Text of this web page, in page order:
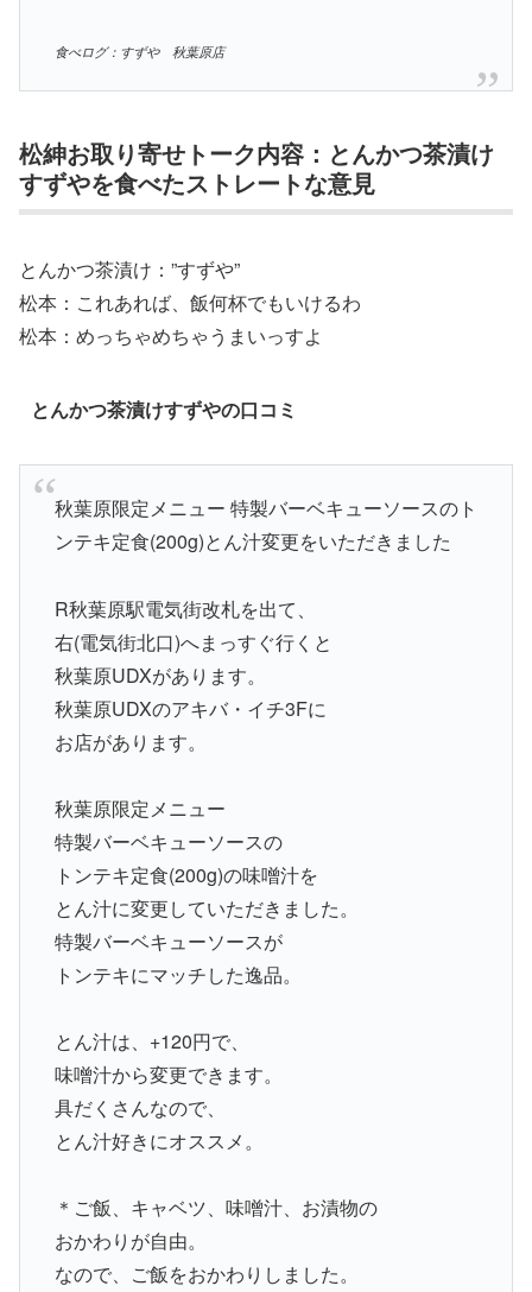
食べログ：すずや 秋葉原店
松紳お取り寄せトーク内容：とんかつ茶漬け
すずやを食べたストレートな意見
とんかつ茶漬け：”すずや”
松本：これあれば、飯何杯でもいけるわ
松本：めっちゃめちゃうまいっすよ
とんかつ茶漬けすずやの口コミ
秋葉原限定メニュー 特製バーベキューソースのト
ンテキ定食(200g)とん汁変更をいただきました
R秋葉原駅電気街改札を出て、
右(電気街北口)へまっすぐ行くと
秋葉原UDXがあります。
秋葉原UDXのアキバ・イチ3Fに
お店があります。
秋葉原限定メニュー
特製バーベキューソースの
トンテキ定食(200g)の味噌汁を
とん汁に変更していただきました。
特製バーベキューソースが
トンテキにマッチした逸品。
とん汁は、+120円で、
味噌汁から変更できます。
具だくさんなので、
とん汁好きにオススメ。
＊ご飯、キャベツ、味噌汁、お漬物の
おかわりが自由。
なので、ご飯をおかわりしました。